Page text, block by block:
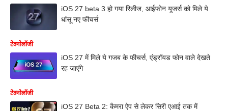
iOS 27 beta 3 हो गया रिलीज, आईफोन यूजर्स को मिले ये
धांसू नए फीचर्स
टेक्नोलॉजी
iOS 27 में मिले ये गजब के फीचर्स, एंड्रॉयड फोन वाले देखते
रह जाएंगे
टेक्नोलॉजी
iOS 27 Beta 2: कैमरा ऐप से लेकर सिरी एआई तक में